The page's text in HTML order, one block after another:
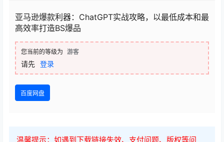
亚马逊爆款利器：ChatGPT实战攻略，以最低成本和最
高效率打造BS爆品
您当前的等级为 游客
请先 登录
百度网盘
温馨提示：如遇到下载链接失效、支付问题、版权等问